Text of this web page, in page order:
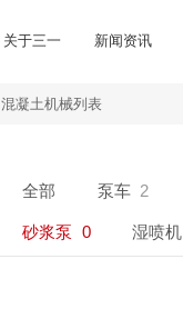
关于三一 新闻资讯
混凝土机械列表
全部 泵车 2
砂浆泵 0 湿喷机